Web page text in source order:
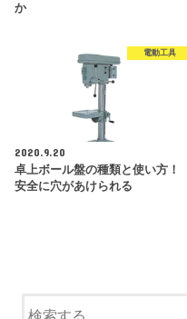
か
電動工具
2020.9.20
卓上ボール盤の種類と使い方！
安全に穴があけられる